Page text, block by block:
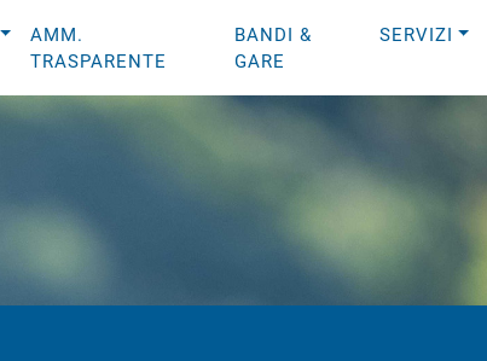
AMM.
TRASPARENTE
BANDI &
GARE
SERVIZI